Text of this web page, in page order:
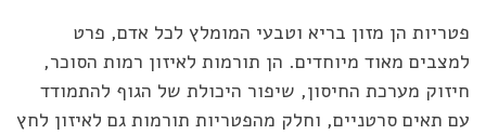
פטריות הן מזון בריא וטבעי המומלץ לכל אדם, פרט
למצבים מאוד מיוחדים. הן תורמות לאיזון רמות הסוכר,
חיזוק מערכת החיסון, שיפור היכולת של הגוף להתמודד
עם תאים סרטניים, וחלק מהפטריות תורמות גם לאיזון לחץ